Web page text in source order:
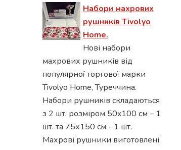
Набори махрових
рушників Tivolyo
Home.
Нові набори
махрових рушників від
популярної торгової марки
Tivolyo Home, Туреччина.
Набори рушників складаються
з 2 шт. розміром 50x100 см – 1
шт. та 75х150 см - 1 шт.
Махрові рушники виготовлені